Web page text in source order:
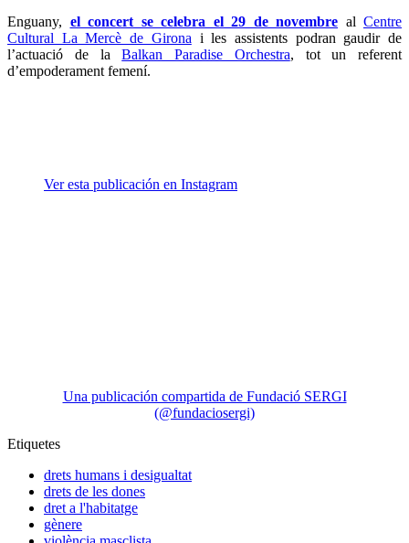
Enguany, el concert se celebra el 29 de novembre al Centre
Cultural La Mercè de Girona i les assistents podran gaudir de
l’actuació de laBalkan Paradise Orchestra, tot un referent
d’empoderament femení.
Ver esta publicación en Instagram
Una publicación compartida de Fundació SERGI
(@fundaciosergi)
Etiquetes
drets humans i desigualtat
drets de les dones
dret a l'habitatge
gènere